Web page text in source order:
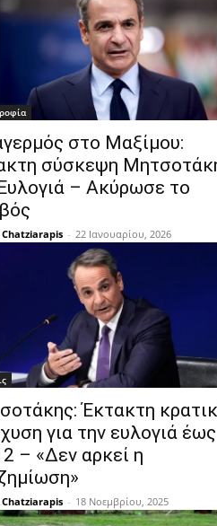
στο Μαξίμου:
σύσκεψη
– Ακύρωσε το
- 22 Ιανουαρίου, 2026
Έκτακτη
για την ευλογιά έως
– «Δεν αρκεί η
- 18 Νοεμβρίου, 2025